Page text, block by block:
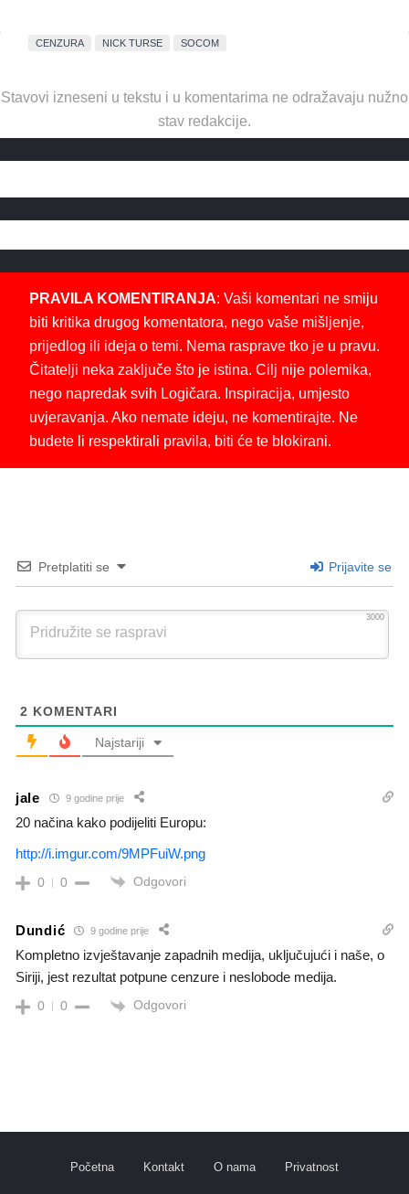
CENZURA NICK TURSE SOCOM
Stavovi izneseni u tekstu i u komentarima ne odražavaju nužno
stav redakcije.
PRAVILA KOMENTIRANJA: Vaši komentari ne smiju
biti kritika drugog komentatora, nego vaše mišljenje,
prijedlog ili ideja o temi. Nema rasprave tko je u pravu.
Čitatelji neka zaključe što je istina. Cilj nije polemika,
nego napredak svih Logičara. Inspiracija, umjesto
uvjeravanja. Ako nemate ideju, ne komentirajte. Ne
budete li respektirali pravila, biti će te blokirani.
Pretplatiti se Prijavite se
3000
2 KOMENTARI
Najstariji
jale 9 godine prije
20 načina kako podijeliti Europu:
http://i.imgur.com/9MPFuiW.png
0 0 Odgovori
Dundić 9 godine prije
Kompletno izvještavanje zapadnih medija, uključujući i naše, o
Siriji, jest rezultat potpune cenzure i neslobode medija.
0 0 Odgovori
Početna Kontakt O nama Privatnost